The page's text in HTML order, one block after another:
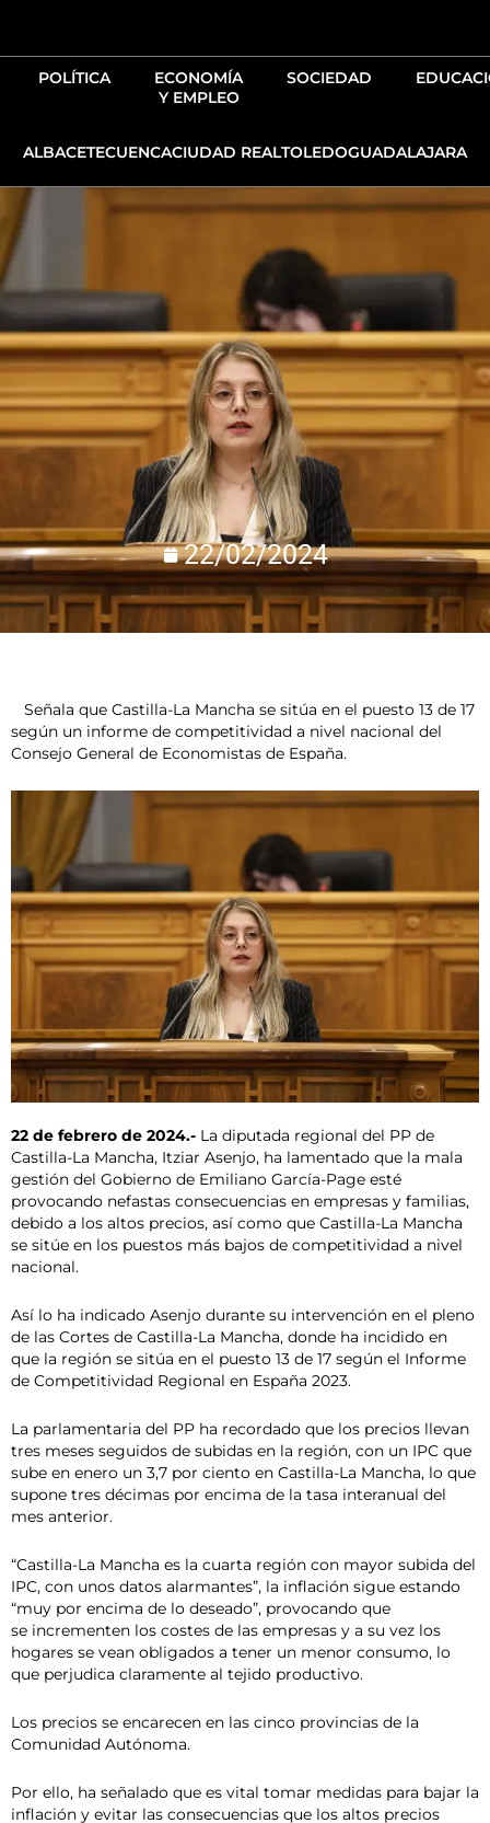
contenido
POLÍTICA
ECONOMÍA
Y EMPLEO
SOCIEDAD
ALBACETECUENCACIUDAD REALTOLEDOGUADALAJARA
22/02/2024
Señala que Castilla-La Mancha se sitúa en el puesto 13 de 17
según un informe de competitividad a nivel nacional del
Consejo General de Economistas de España.
22 de febrero de 2024.- La diputada regional del PP de
Castilla-La Mancha, Itziar Asenjo, ha lamentado que la mala
gestión del Gobierno de Emiliano García-Page esté
provocando nefastas consecuencias en empresas y familias,
debido a los altos precios, así como que Castilla-La Mancha
se sitúe en los puestos más bajos de competitividad a nivel
nacional.
Así lo ha indicado Asenjo durante su intervención en el pleno
de las Cortes de Castilla-La Mancha, donde ha incidido en
que la región se sitúa en el puesto 13 de 17 según el Informe
de Competitividad Regional en España 2023.
La parlamentaria del PP ha recordado que los precios llevan
tres meses seguidos de subidas en la región, con un IPC que
sube en enero un 3,7 por ciento en Castilla-La Mancha, lo que
supone tres décimas por encima de la tasa interanual del
mes anterior.
“Castilla-La Mancha es la cuarta región con mayor subida del
IPC, con unos datos alarmantes”, la inflación sigue estando
“muy por encima de lo deseado”, provocando que
se incrementen los costes de las empresas y a su vez los
hogares se vean obligados a tener un menor consumo, lo
que perjudica claramente al tejido productivo.
Los precios se encarecen en las cinco provincias de la
Comunidad Autónoma.
Por ello, ha señalado que es vital tomar medidas para bajar la
inflación y evitar las consecuencias que los altos precios